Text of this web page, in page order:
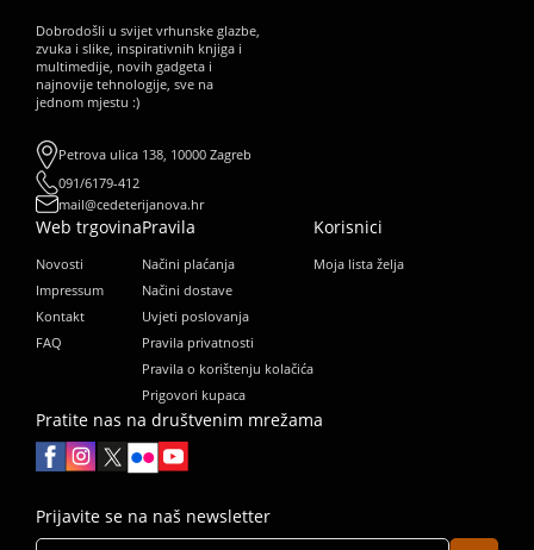
Dobrodošli u svijet vrhunske glazbe,
zvuka i slike, inspirativnih knjiga i
multimedije, novih gadgeta i
najnovije tehnologije, sve na
jednom mjestu :)
Petrova ulica 138, 10000 Zagreb
091/6179-412
mail@cedeterijanova.hr
Web trgovina
Novosti
Impressum
Kontakt
FAQ
Pravila
Načini plaćanja
Načini dostave
Uvjeti poslovanja
Pravila privatnosti
Pravila o korištenju kolačića
Prigovori kupaca
Korisnici
Moja lista želja
Prijavite se na naš newsletter
Pratite nas na društvenim mrežama